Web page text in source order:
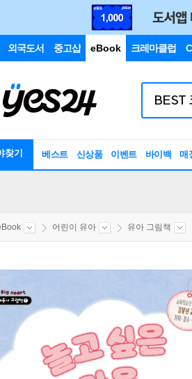
외국도서 중고샵 eBook 크레마클럽
찾기 베스트 신상품 이벤트 바이백 매
어린이 유아 유아 그림책